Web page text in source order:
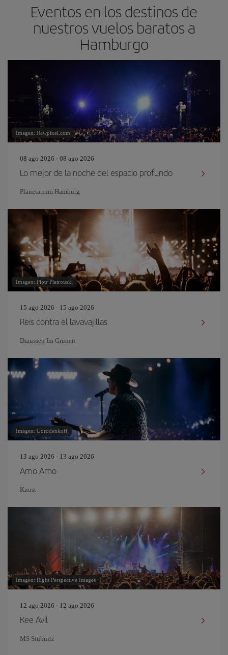
Eventos en los destinos de
nuestros vuelos baratos a
Hamburgo
Imagen: Rawpixel.com
08 ago 2026 - 08 ago 2026
Lo mejor de la noche del espacio profundo
Planetarium Hamburg
Imagen: Piotr Piatrouski
15 ago 2026 - 15 ago 2026
Reis contra el lavavajillas
Draussen Im Grünen
Imagen: Gorodenkoff
13 ago 2026 - 13 ago 2026
Amo Amo
Knust
Imagen: Right Perspective Images
12 ago 2026 - 12 ago 2026
Kee Avil
MS Stubnitz